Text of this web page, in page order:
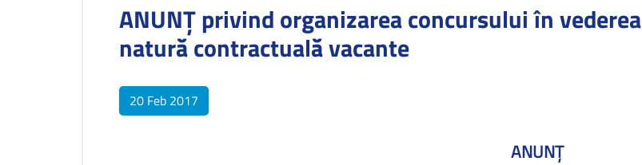
ANUNŢ privind organizarea concursului în
natură contractuală vacante
20 Feb 2017
ANUNŢ